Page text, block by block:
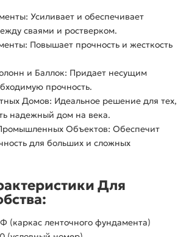
Усиливает и обеспечивает
сваями и ростверком.
Повышает прочность и жесткость
и Баллок: Придает несущим
прочность.
Домов: Идеальное решение для тех,
надежный дом на века.
Объектов: Обеспечит
для больших и сложных
Для
(каркас ленточного фундамента)